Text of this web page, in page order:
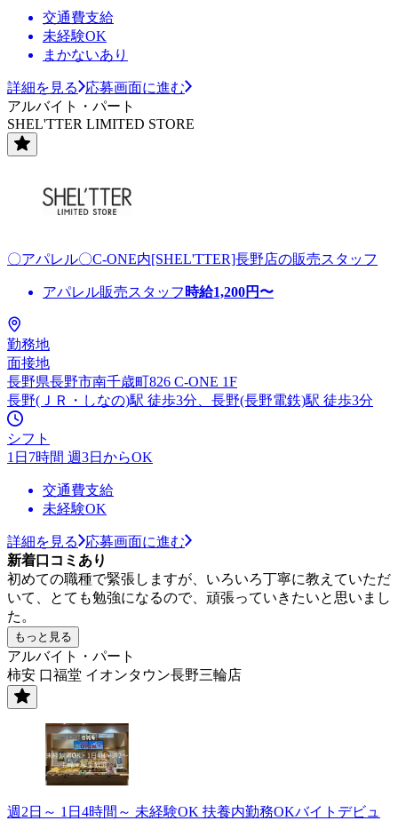
交通費支給
未経験OK
まかないあり
詳細を見る
応募画面に進む
アルバイト・パート
SHEL'TTER LIMITED STORE
〇アパレル〇C-ONE内[SHEL'TTER]長野店の販売スタッフ
アパレル販売スタッフ 時給1,200円〜
勤務地
面接地
長野県長野市南千歳町826 C-ONE 1F
長野(ＪＲ・しなの)駅 徒歩3分、長野(長野電鉄)駅 徒歩3分
シフト
1日7時間 週3日からOK
交通費支給
未経験OK
詳細を見る
応募画面に進む
新着口コミあり
初めての職種で緊張しますが、いろいろ丁寧に教えていただ
いて、とても勉強になるので、頑張っていきたいと思いまし
た。
もっと見る
アルバイト・パート
柿安 口福堂 イオンタウン長野三輪店
週2日～ 1日4時間～ 未経験OK 扶養内勤務OKバイトデビュ